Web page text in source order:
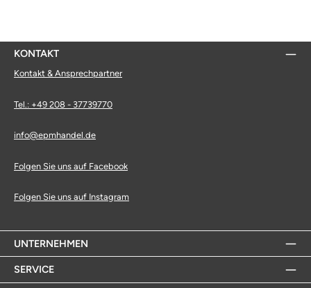
KONTAKT
Kontakt & Ansprechpartner
Tel.: +49 208 - 37739770
info@epmhandel.de
Folgen Sie uns auf Facebook
Folgen Sie uns auf Instagram
UNTERNEHMEN
SERVICE